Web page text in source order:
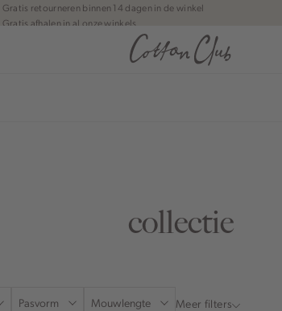
Gratis retourneren binnen 14 dagen in de winkel
Gratis afhalen in al onze winkels
Jouw bestelling wordt binnen 1 tot 5 dagen bezorgd
Betaal zoals jij wilt: o.a. iDEAL | Wero, Riverty, Apple pay &
collectie
Pasvorm Mouwlengte Meer filters